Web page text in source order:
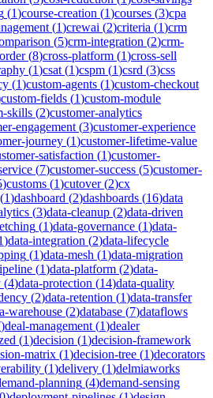
(1)course-creation (1)courses (3)cpa
(1)crewai (2)criteria (1)crm
(5)crm-integration (2)crm-
(8)cross-platform (1)cross-sell
(1)csat (1)cspm (1)csrd (3)css
(1)custom-agents (1)custom-checkout
custom-fields (1)custom-module
skills (2)customer-analytics
engagement (3)customer-experience
journey (1)customer-lifetime-value
satisfaction (1)customer-
(7)customer-success (5)customer-
)customs (1)cutover(2)cx
(1)dashboard (2)dashboards (16)data
(3)data-cleanup (2)data-driven
(1)data-governance (1)data-
)data-integration (2)data-lifecycle
(1)data-mesh (1)data-migration
(1)data-platform (2)data-
(4)data-protection (14)data-quality
(2)data-retention (1)data-transfer
warehouse (2)database (7)dataflows
)deal-management (1)dealer
(1)decision (1)decision-framework
matrix (1)decision-tree (1)decorators
(1)delivery (1)delmiaworks
planning (4)demand-sensing